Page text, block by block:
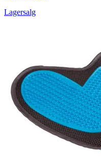
Lagersalg